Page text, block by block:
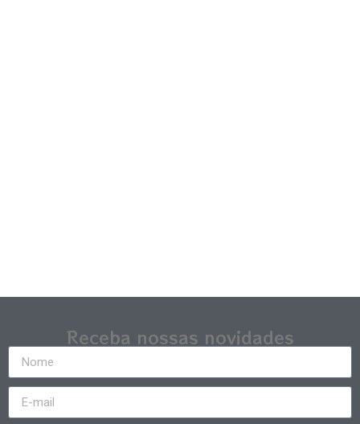
Receba nossas novidades